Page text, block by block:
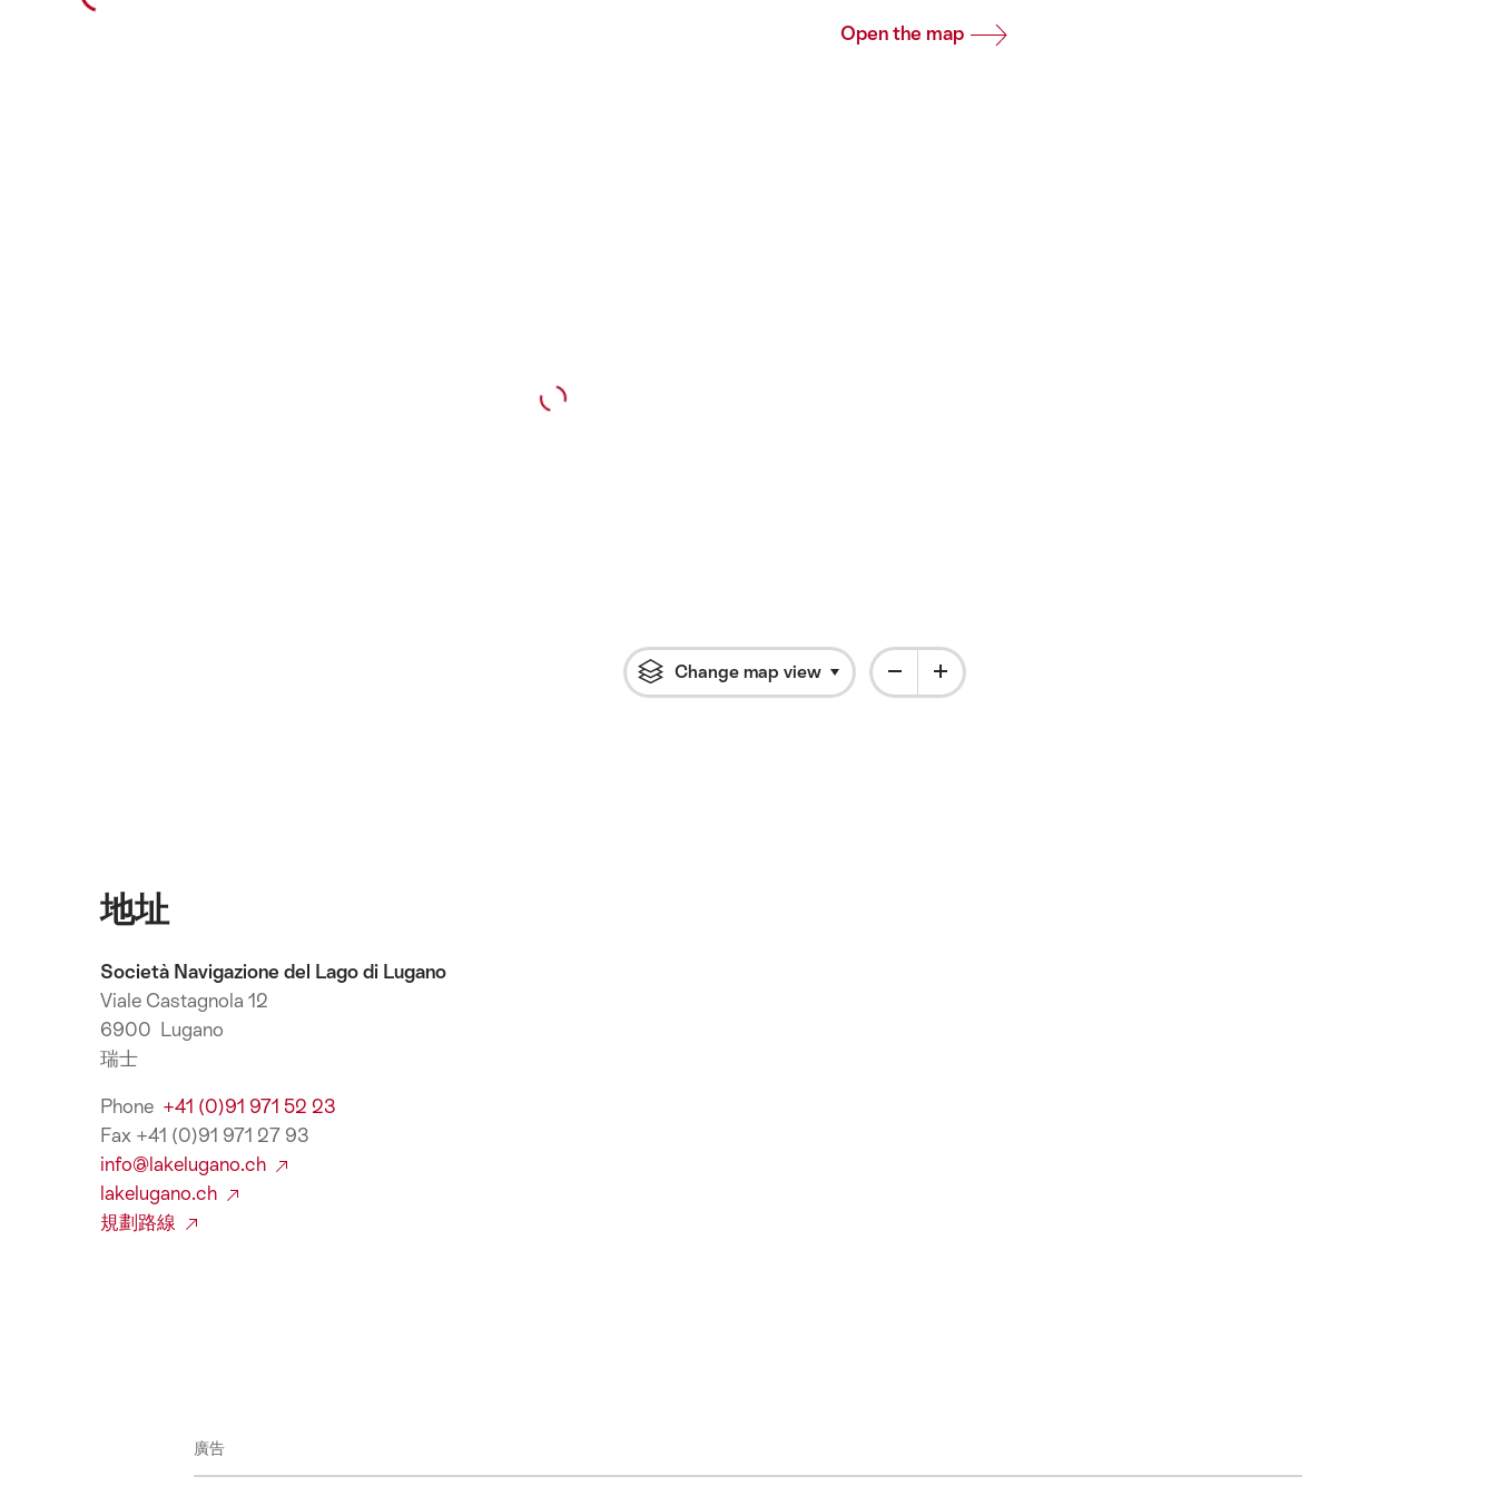
Open the map
Change map view Click to open flyout with more information
地址
Società Navigazione del Lago di Lugano
Viale Castagnola 12
6900 Lugano
瑞士
Phone +41 (0)91 971 52 23
Fax +41 (0)91 971 27 93
info@lakelugano.ch
lakelugano.ch
規劃路線
廣告